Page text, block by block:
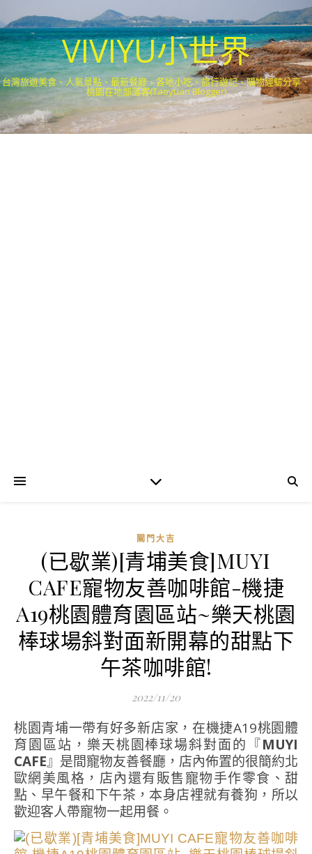
VIVIYU小世界
台灣旅遊美食、人氣景點、最新餐廳、各地小吃、旅行遊記、購物經驗分享．
桃園在地部落客(Taoyuan Blogger)
關門大吉
(已歇業)[青埔美食]MUYI
CAFE寵物友善咖啡館-機捷
A19桃園體育園區站~樂天桃園
棒球場斜對面新開幕的甜點下
午茶咖啡館!
2022/11/20
桃園青埔一帶有好多新店家，在機捷A19桃園體
育園區站，樂天桃園棒球場斜對面的『MUYI
CAFE』是間寵物友善餐廳，店內佈置的很簡約北
歐網美風格，店內還有販售寵物手作零食、甜
點、早午餐和下午茶，本身店裡就有養狗，所以
歡迎客人帶寵物一起用餐。